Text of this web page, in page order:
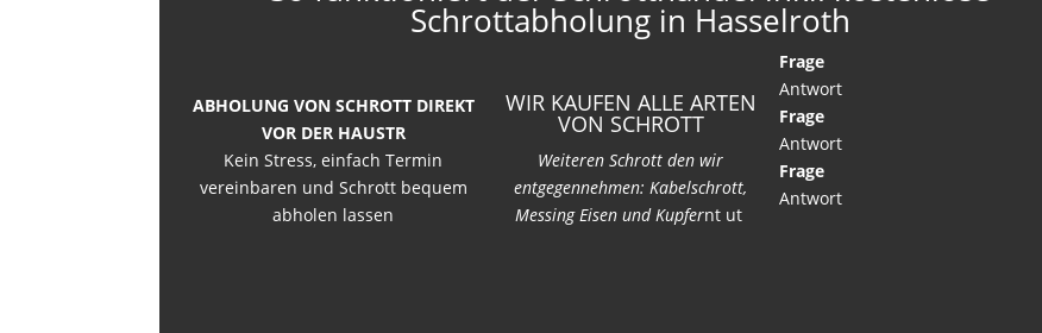
Schrottabholung in Hasselroth
ABHOLUNG VON SCHROTT DIREKT
VOR DER HAUSTR
Kein Stress, einfach Termin
vereinbaren und Schrott bequem
abholen lassen
WIR KAUFEN ALLE ARTEN
VON SCHROTT
Weiteren Schrott den wir
entgegennehmen: Kabelschrott,
Messing Eisen und Kupfernt ut
Frage
Antwort
Frage
Antwort
Frage
Antwort